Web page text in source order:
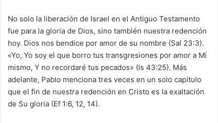
No solo la liberación de Israel en el Antiguo Testamento
fue para la gloria de Dios, sino también nuestra redención
hoy. Dios nos bendice por amor de su nombre (Sal 23:3).
«Yo, Yo soy el que borro tus transgresiones por amor a Mí
mismo, Y no recordaré tus pecados» (Is 43:25). Más
adelante, Pablo menciona tres veces en un solo capítulo
que el fin de nuestra redención en Cristo es la exaltación
de Su gloria (Ef 1:6, 12, 14).